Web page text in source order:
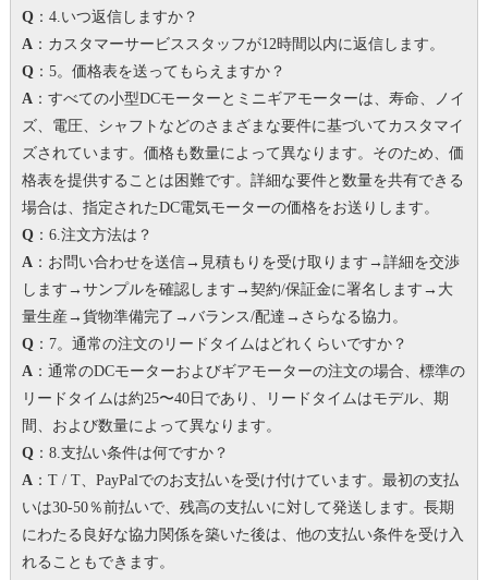
Q：4.いつ返信しますか？
A：カスタマーサービススタッフが12時間以内に返信します。
Q：5。価格表を送ってもらえますか？
A：すべての小型DCモーターとミニギアモーターは、寿命、ノイ
ズ、電圧、シャフトなどのさまざまな要件に基づいてカスタマイ
ズされています。価格も数量によって異なります。 そのため、価
格表を提供することは困難です。 詳細な要件と数量を共有できる
場合は、指定されたDC電気モーターの価格をお送りします。
Q：6.注文方法は？
A：お問い合わせを送信→見積もりを受け取ります→詳細を交渉
します→サンプルを確認します→契約/保証金に署名します→大
量生産→貨物準備完了→バランス/配達→さらなる協力。
Q：7。 通常の注文のリードタイムはどれくらいですか？
A：通常のDCモーターおよびギアモーターの注文の場合、標準の
リードタイムは約25〜40日であり、リードタイムはモデル、期
間、および数量によって異なります。
Q：8.支払い条件は何ですか？
A：T / T、PayPalでのお支払いを受け付けています。 最初の支払
いは30-50％前払いで、残高の支払いに対して発送します。 長期
にわたる良好な協力関係を築いた後は、他の支払い条件を受け入
れることもできます。